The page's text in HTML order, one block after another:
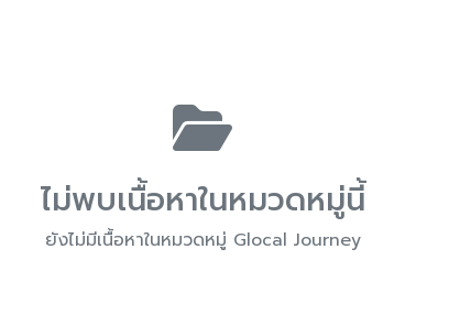
ไม่พบเนื้อหาในหมวดหมู่นี้
ยังไม่มีเนื้อหาในหมวดหมู่ Glocal Journey